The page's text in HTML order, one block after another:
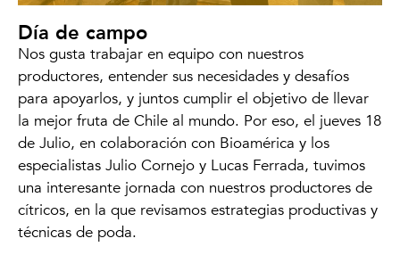
Día de campo
Nos gusta trabajar en equipo con nuestros
productores, entender sus necesidades y desafíos
para apoyarlos, y juntos cumplir el objetivo de llevar
la mejor fruta de Chile al mundo. Por eso, el jueves 18
de Julio, en colaboración con Bioamérica y los
especialistas Julio Cornejo y Lucas Ferrada, tuvimos
una interesante jornada con nuestros productores de
cítricos, en la que revisamos estrategias productivas y
técnicas de poda.